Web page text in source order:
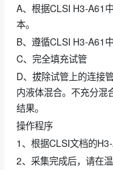
A、根据CLSI H3-A61
本。
B、遵循CLSI H3-A61
C、完全填充试管
D、拔除试管上的连接
内液体混合。不充分混
结果。
操作程序
1、根据CLSI文档的
2、采集完成后，请在